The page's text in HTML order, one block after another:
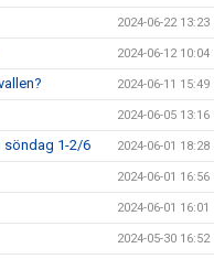
2024-06-22 13:23
2024-06-12 10:04
2024-06-11 15:49
2024-06-05 13:16
söndag 1-2/6 2024-06-01 18:28
2024-06-01 16:56
2024-06-01 16:01
2024-05-30 16:52